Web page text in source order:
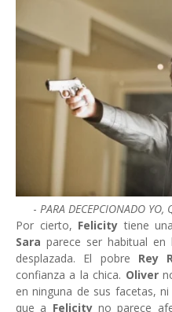
- PARA DECEPCIONADO YO,
Por cierto, Felicity tiene
Sara parece ser habitual en
desplazada. El pobre Rey
confianza a la chica. Oliver
en ninguna de sus facetas,
que a Felicityno parece